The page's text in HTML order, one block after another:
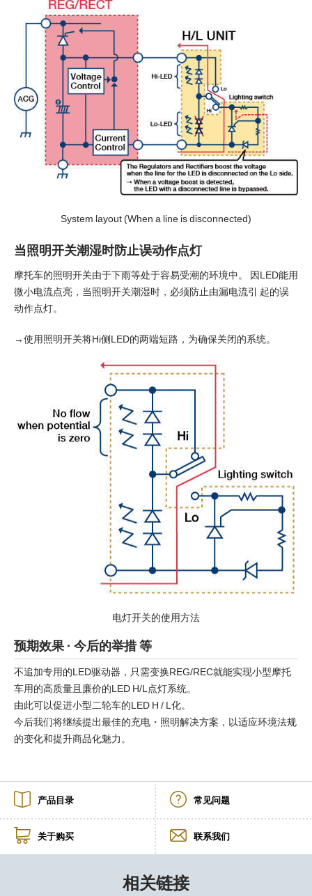
System layout (When a line is disconnected)
当照明开关潮湿时防止误动作点灯
摩托车的照明开关由于下雨等处于容易受潮的环境中。 因LED能用
微小电流点亮，当照明开关潮湿时，必须防止由漏电流引 起的误
动作点灯。
→使用照明开关将Hi侧LED的两端短路，为确保关闭的系统。
电灯开关的使用方法
预期效果 · 今后的举措 等
不追加专用的LED驱动器，只需变换REG/REC就能实现小型摩托
车用的高质量且廉价的LED H/L点灯系统。
由此可以促进小型二轮车的LED H / L化。
今后我们将继续提出最佳的充电・照明解决方案，以适应环境法规
的变化和提升商品化魅力。
产品目录 常见问题
关于购买 联系我们
相关链接